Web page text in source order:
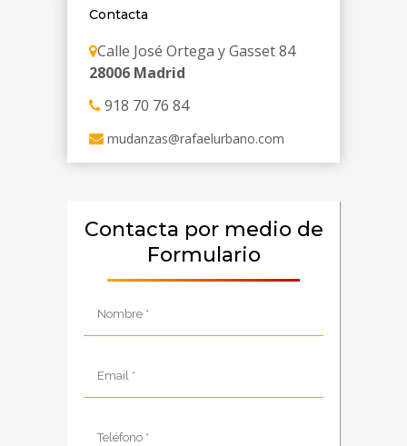
Contacta
Calle José Ortega y Gasset 84
28006 Madrid
918 70 76 84
mudanzas@rafaelurbano.com
Contacta por medio de
Formulario